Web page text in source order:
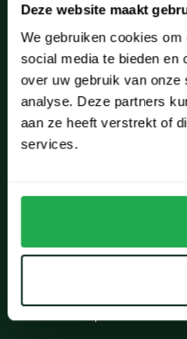
Deze website maakt
We gebruiken cookies
social media te bieden en
over uw gebruik van
analyse. Deze partners
aan ze heeft verstrekt of
services.
Hillegom
Leiderdorp
Lisse
Noordwijk